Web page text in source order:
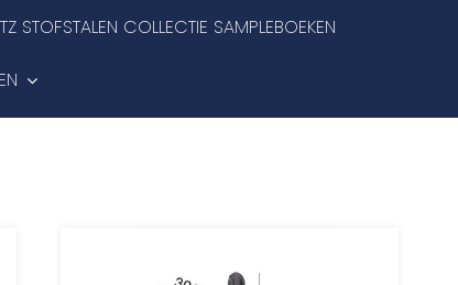
STOFSTALEN COLLECTIE SAMPLEBOEKEN